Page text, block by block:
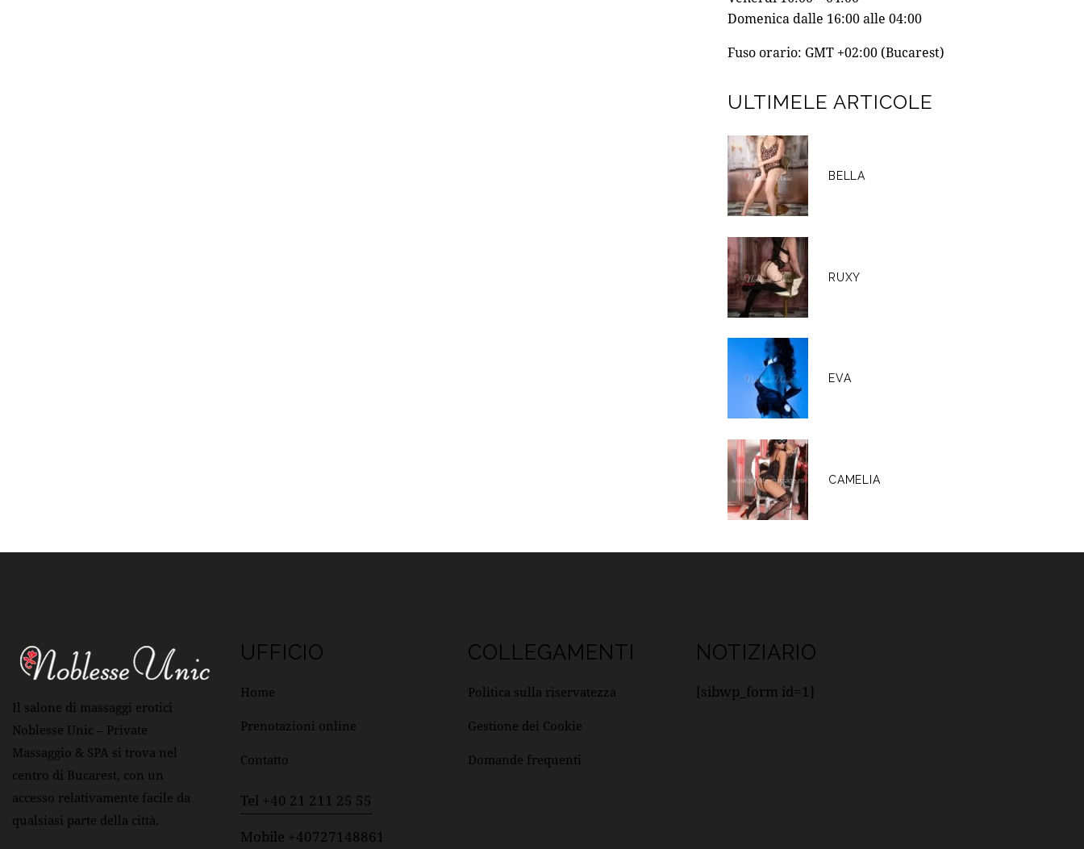
Domenica dalle 16:00 alle 04:00
Fuso orario: GMT +02:00 (Bucarest)
ULTIMELE ARTICOLE
BELLA
RUXY
EVA
CAMELIA
Il salone di massaggi erotici
Noblesse Unic – Private
Massaggio & SPA si trova nel
centro di Bucarest, con un
accesso relativamente facile da
qualsiasi parte della città.
UFFICIO
Home
Prenotazioni online
Contatto
Tel +40 21 211 25 55
Mobile +40727148861
COLLEGAMENTI
Politica sulla riservatezza
Gestione dei Cookie
Domande frequenti
NOTIZIARIO
[sibwp_form id=1]